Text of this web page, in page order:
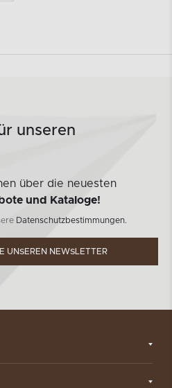
unseren
über die neuesten
und Kataloge!
Datenschutzbestimmungen.
UNSEREN NEWSLETTER